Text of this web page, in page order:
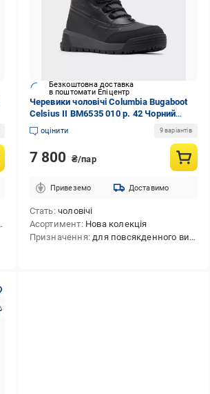
Безкоштовна доставка
в поштомати Епіцентр
Черевики чоловічі Columbia Bugaboot
Celsius II BM6535 010 р. 42 Чорний
(22994414)
оцінити 9 варіантів
7 800 ₴/пар
Привеземо Доставимо
Стать чоловічі
Асортимент Нова колекція
Призначення для повсякденного використання,для хайкінгу,для полювання,для альпінізму,для трекінгу,для риболовлі,для туризму,для активного відпочинку